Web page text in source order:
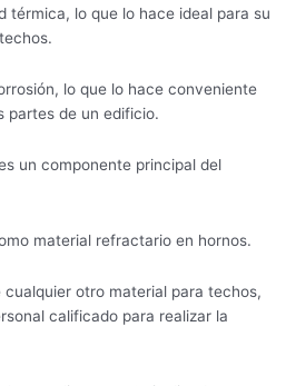
térmica, lo que lo hace ideal para su
lo que lo hace conveniente
partes de un edificio.
un componente principal del
material refractario en hornos.
cualquier otro material para techos,
calificado para realizar la